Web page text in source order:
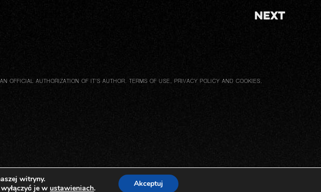
Next
AUTHORIZATION OF IT'S AUTHOR. TERMS OF USE, PRIVACY POLICY AND COOKIES .
witryny.
je wustawieniach. Akceptuj